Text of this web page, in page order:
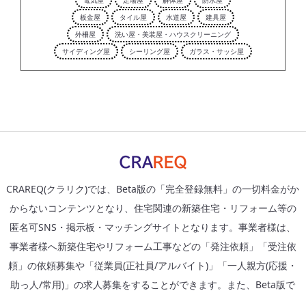
板金屋
タイル屋 水道屋
建具屋
外柵屋
洗い屋・美装屋・ハウスクリーニング
サイディング屋
シーリング屋 ガラス・サッシ屋
CRAREQ(クラリク)では、Beta版の「完全登録無料」の一切料金がか
からないコンテンツとなり、住宅関連の新築住宅・リフォーム等の
匿名可SNS・掲示板・マッチングサイトとなります。事業者様は、
事業者様へ新築住宅やリフォーム工事などの「発注依頼」「受注依
頼」の依頼募集や「従業員(正社員/アルバイト)」「一人親方(応援・
助っ人/常用)」の求人募集をすることができます。また、Beta版で